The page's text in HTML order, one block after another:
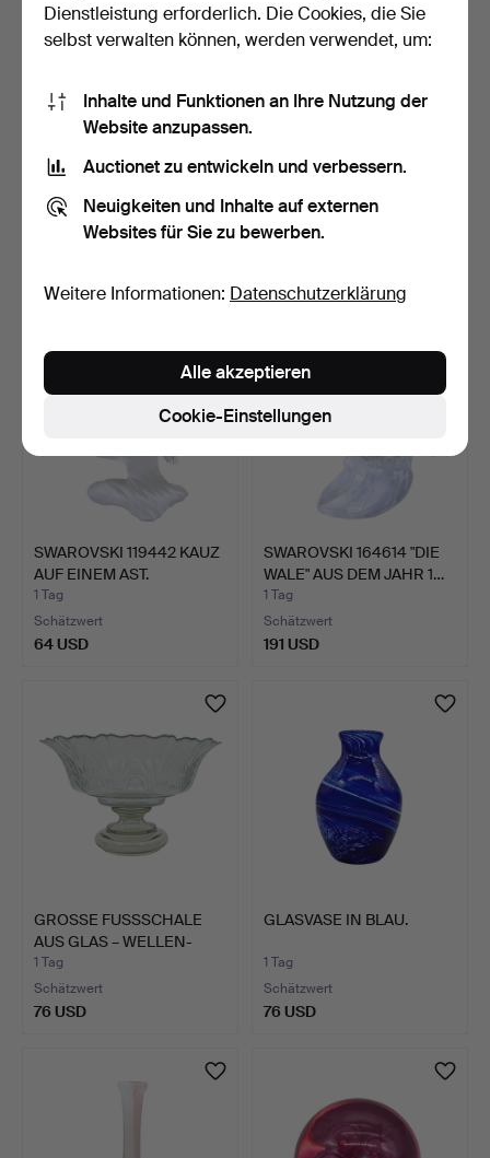
GLASVASE AUS DEN
1960ER…
EINES VOGELBADES.
1 Tag
SWAROVSKI 119442 KAUZ
AUF EINEM AST.
1 Tag
Schätzwert
64 USD
SWAROVSKI 164614 "DIE
WALE" AUS DEM JAHR 1…
1 Tag
Schätzwert
191 USD
GROSSE FUSSSCHALE
AUS GLAS – WELLEN-
UND B…
1 Tag
Schätzwert
76 USD
GLASVASE IN BLAU.
1 Tag
Schätzwert
76 USD
Dienstleistung erforderlich. Die Cookies, die Sie
selbst verwalten können, werden verwendet, um:
Inhalte und Funktionen an Ihre Nutzung der
Website anzupassen.
Auctionet zu entwickeln und verbessern.
Neuigkeiten und Inhalte auf externen
Websites für Sie zu bewerben.
Weitere Informationen: Datenschutzerklärung
Cookie-Einstellungen
Alle akzeptieren